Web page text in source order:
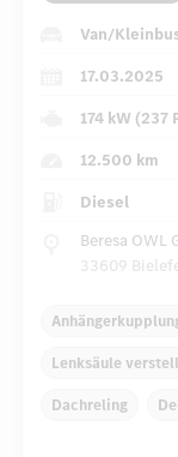
Van/
17.03.2025
174 kW (237
12.500 km
Diesel
Beresa OWL
33609
Lenksäule
Dachreling